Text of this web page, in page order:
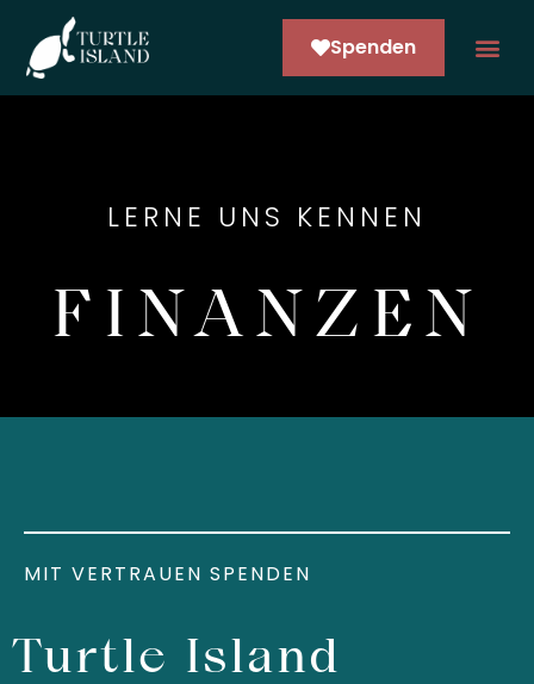
Spenden
LERNE UNS KENNEN
FINANZEN
MIT VERTRAUEN SPENDEN
Turtle Island